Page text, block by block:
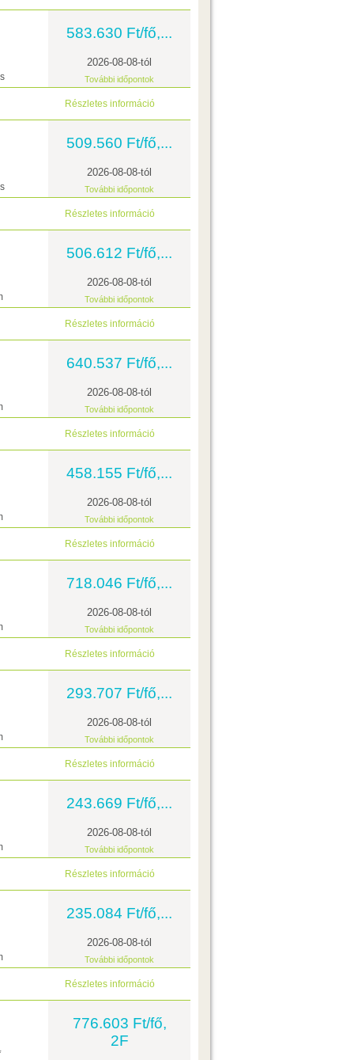
583.630 Ft/fő,...
2026-08-08-tól
További időpontok
Részletes információ
509.560 Ft/fő,...
2026-08-08-tól
További időpontok
Részletes információ
506.612 Ft/fő,...
2026-08-08-tól
További időpontok
Részletes információ
640.537 Ft/fő,...
2026-08-08-tól
További időpontok
Részletes információ
458.155 Ft/fő,...
2026-08-08-tól
További időpontok
Részletes információ
718.046 Ft/fő,...
2026-08-08-tól
További időpontok
Részletes információ
293.707 Ft/fő,...
2026-08-08-tól
További időpontok
Részletes információ
243.669 Ft/fő,...
2026-08-08-tól
További időpontok
Részletes információ
235.084 Ft/fő,...
2026-08-08-tól
További időpontok
Részletes információ
776.603 Ft/fő,
2F